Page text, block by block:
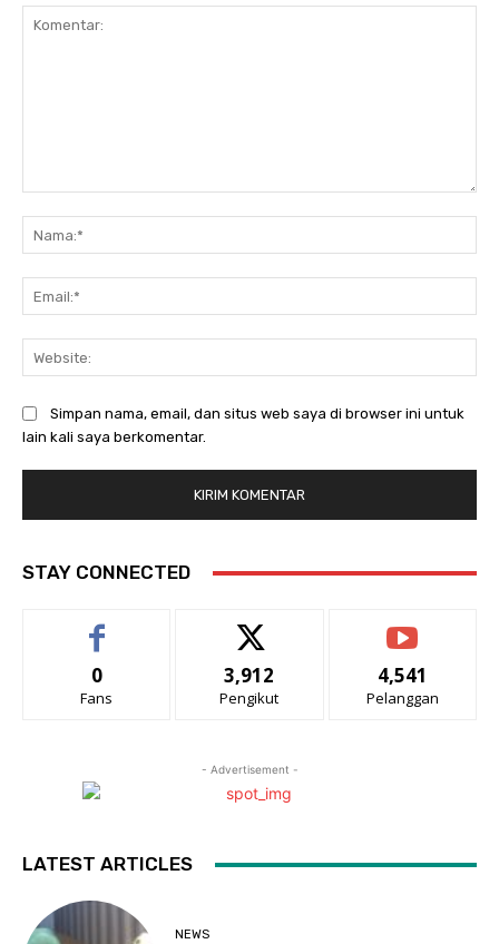
Simpan nama, email, dan situs web saya di browser ini untuk
lain kali saya berkomentar.
STAY CONNECTED
0
Fans
3,912
Pengikut
4,541
Pelanggan
- Advertisement -
LATEST ARTICLES
NEWS